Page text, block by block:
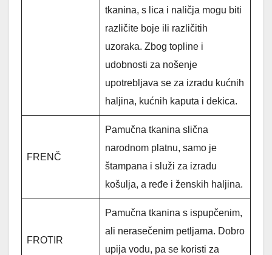
tkanina, s lica i naličja mogu biti
različite boje ili različitih
uzoraka. Zbog topline i
udobnosti za nošenje
upotrebljava se za izradu kućnih
haljina, kućnih kaputa i dekica.
FRENČ
Pamučna tkanina slična
narodnom platnu, samo je
štampana i služi za izradu
košulja, a ređe i ženskih haljina.
FROTIR
Pamučna tkanina s ispupčenim,
ali nerasečenim petljama. Dobro
upija vodu, pa se koristi za